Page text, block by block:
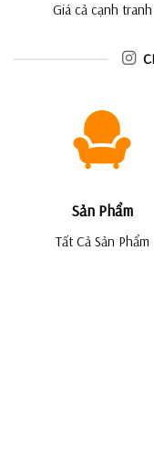
Giá cả cạnh tranh
Sản Phẩm
Tất Cả Sản Phẩm